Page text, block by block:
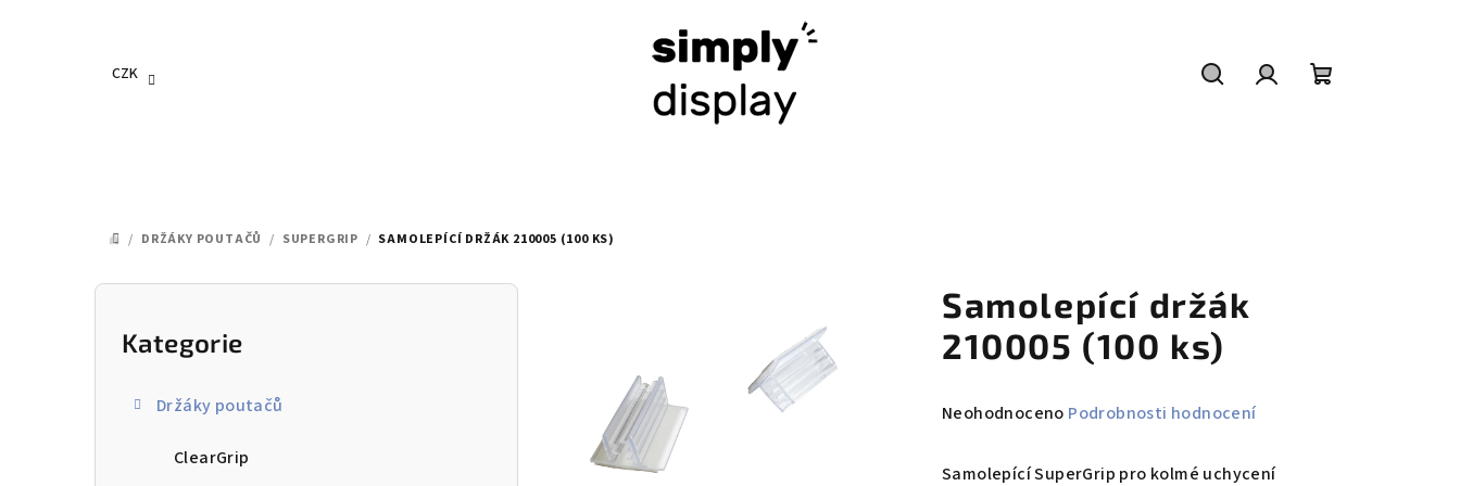
CZK
DOMŮ
/ DRŽÁKY POUTAČŮ / SUPERGRIP / SAMOLEPÍCÍ DRŽÁK 210005 (100 KS)
P
Přeskočit
kategorie
Kategorie
Držáky poutačů
ClearGrip
Samolepící držák
210005 (100 ks)
Průměrné
produktu
Neohodnoceno Podrobnosti hodnocení
Samolepící SuperGrip pro kolmé uchycení